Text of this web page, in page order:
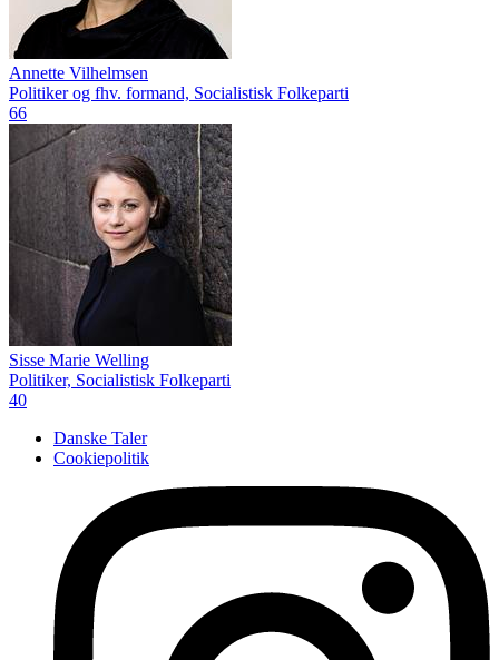
Annette Vilhelmsen
Politiker og fhv. formand, Socialistisk Folkeparti
66
Sisse Marie Welling
Politiker, Socialistisk Folkeparti
40
Danske Taler
Cookiepolitik